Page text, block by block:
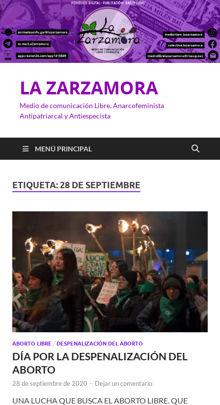
LA ZARZAMORA
Medio de comunicación Libre, Anarcofeminista
Antipatriarcal y Antiespecista
MENÚ PRINCIPAL
ETIQUETA:28 DE SEPTIEMBRE
ABORTO LIBRE / DESPENALIZACIÓN DEL ABORTO
DÍA POR LA DESPENALIZACIÓN DEL
ABORTO
28 de septiembre de 2020 - Dejar un comentario
UNA LUCHA QUE BUSCA EL ABORTO LIBRE. QUE